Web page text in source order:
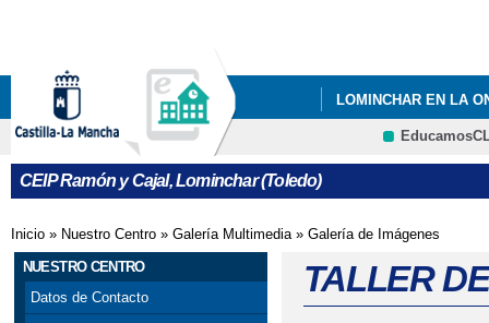
LOMINCHAR EN LA
INFÓRMATE
CEIP Ramón y Cajal, Lominchar (Toledo)
Se encuentra usted aquí
Inicio » Nuestro Centro » Galería Multimedia» Galería de Imágenes
NUESTRO CENTRO
Datos de Contacto
TALLER